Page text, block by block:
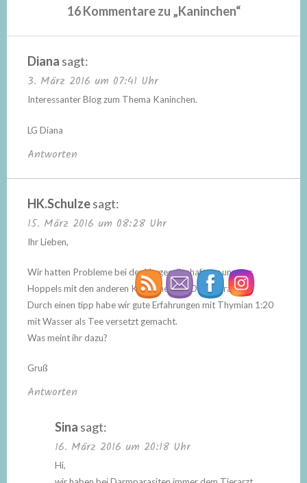
16 Kommentare zu „Kaninchen“
Diana sagt:
3. März 2016 um 07:41 Uhr
Interessanter Blog zum Thema Kaninchen.
LG Diana
Antworten
HK.Schulzesagt:
15. März 2016 um 08:28 Uhr
Ihr Lieben,
Wir hatten Probleme bei der Vergesellschaftung unseres
Hoppels mit den anderen Kaninchen mit Darmparasiten.
Durch einen tipp habe wir gute Erfahrungen mit Thymian 1:20
mit Wasser als Tee versetzt gemacht.
Was meint ihr dazu?
Gruß
Antworten
Sina sagt:
16. März 2016 um 20:18 Uhr
Hi,